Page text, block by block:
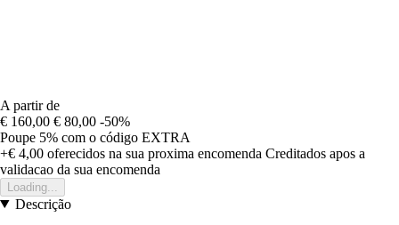
A partir de
€ 160,00 € 80,00 -50%
Poupe 5% com o código EXTRA
+€ 4,00 oferecidos na sua proxima encomenda Creditados apos a
validacao da sua encomenda
Loading...
Descrição